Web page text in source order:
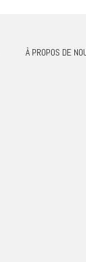
À PROPOS DE